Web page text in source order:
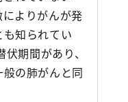
よりがんが発
知られてい
期間があり、
の肺がんと同